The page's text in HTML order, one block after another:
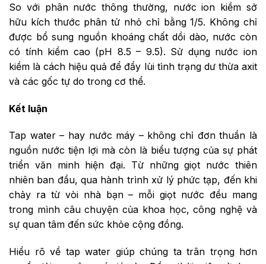
So với phân nước thông thường, nước ion kiềm sở
hữu kích thước phân tử nhỏ chỉ bằng 1/5. Không chỉ
được bổ sung nguồn khoáng chất dồi dào, nước còn
có tính kiềm cao (pH 8.5 – 9.5). Sử dụng nước ion
kiềm là cách hiệu quả để đẩy lùi tình trạng dư thừa axit
và các gốc tự do trong cơ thể.
Kết luận
Tap water – hay nước máy – không chỉ đơn thuần là
nguồn nước tiện lợi mà còn là biểu tượng của sự phát
triển văn minh hiện đại. Từ những giọt nước thiên
nhiên ban đầu, qua hành trình xử lý phức tạp, đến khi
chảy ra từ vòi nhà bạn – mỗi giọt nước đều mang
trong mình câu chuyện của khoa học, công nghệ và
sự quan tâm đến sức khỏe cộng đồng.
Hiểu rõ về tap water giúp chúng ta trân trọng hơn